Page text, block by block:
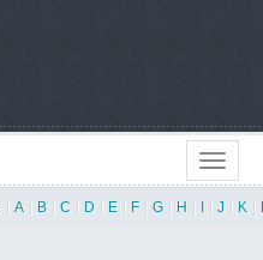
A B C D E F G H J K